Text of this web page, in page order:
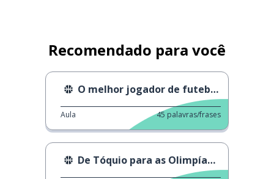
Recomendado para você
O melhor jogador de futebol do Japão
Aula 45 palavras/frases
De Tóquio para as Olimpíadas de 2024